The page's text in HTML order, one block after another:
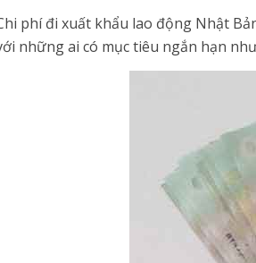
phí đi xuất khẩu lao động Nhật
những ai có mục tiêu ngắn hạn